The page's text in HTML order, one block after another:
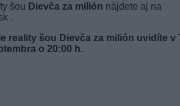
šou Dievča za milión nájdete aj na
.
reality šou Dievča za milión uvidíte v
o 20:00 h.